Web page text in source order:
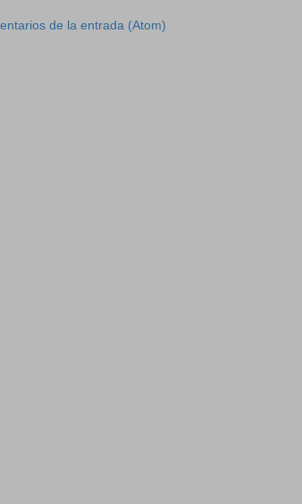
de la entrada (Atom)